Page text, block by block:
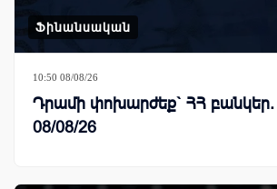
Ֆինանսական
10:50 08/08/26
Դրամի փոխարժեք` ՀՀ բանկեր.
08/08/26